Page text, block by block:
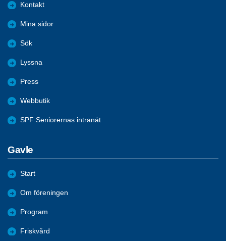
Kontakt
Mina sidor
Sök
Lyssna
Press
Webbutik
SPF Seniorernas intranät
Gavle
Start
Om föreningen
Program
Friskvård